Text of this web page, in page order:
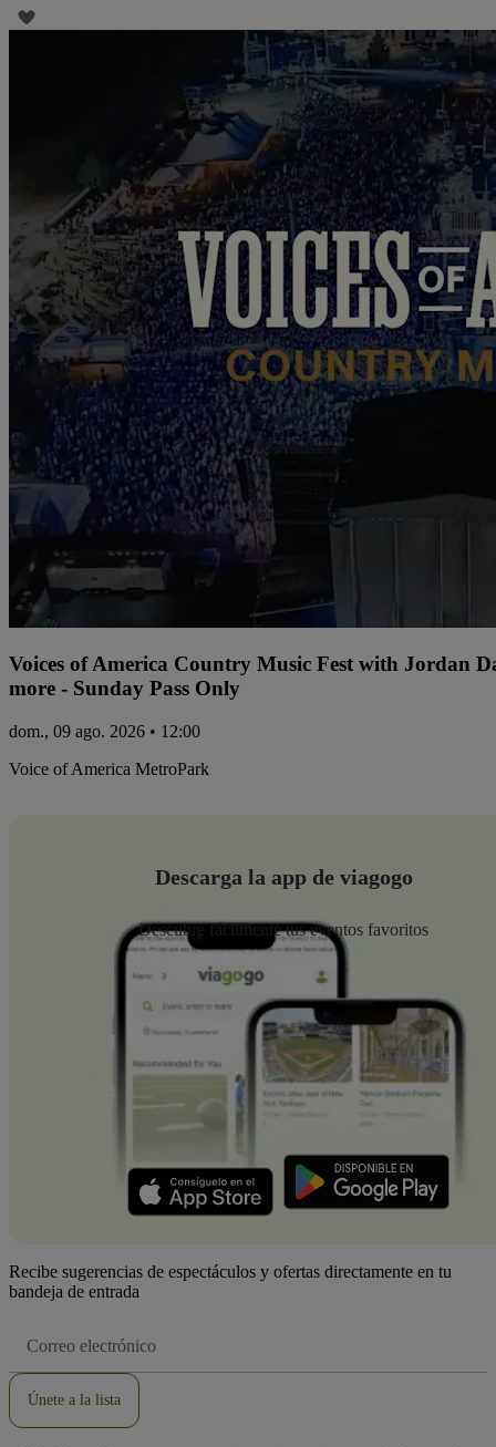
Voices of America Country Music Fest with Jordan
more - Sunday Pass Only
dom., 09 ago. 2026 • 12:00
Voice of America MetroPark
Descarga la app de viagogo
Descubre fácilmente tus eventos favoritos
Recibe sugerencias de espectáculos y ofertas directamente en tu
bandeja de entrada
de
Únete a la lista